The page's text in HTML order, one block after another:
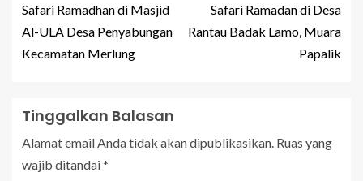
Safari Ramadhan di Masjid
Al-ULA Desa Penyabungan
Kecamatan Merlung
Safari Ramadan di Desa
Rantau Badak Lamo, Muara
Papalik
Tinggalkan Balasan
Alamat email Anda tidak akan dipublikasikan. Ruas yang
wajib ditandai*